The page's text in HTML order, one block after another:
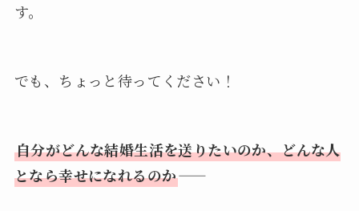
す。
でも、ちょっと待ってください！
自分がどんな結婚生活を送りたいのか、どんな人
となら幸せになれるのか——